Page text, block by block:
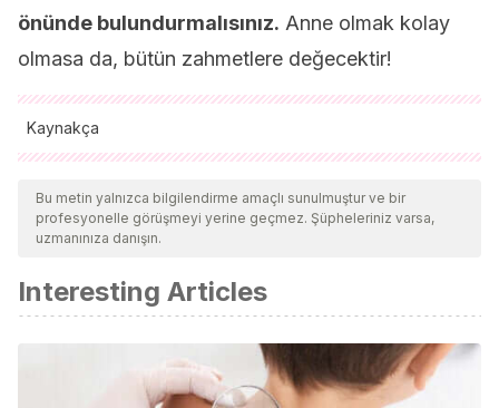
önünde bulundurmalısınız. Anne olmak kolay
olmasa da, bütün zahmetlere değecektir!
Kaynakça
Tüm alıntı yapılan kaynaklar, kalitelerini, güvenilirliklerini,
güncelliklerini ve geçerliliklerini sağlamak için ekibimiz
tarafından derinlemesine incelendi. Bu makalenin bibliyografisi
kabul edildi.
Evans, M., Vicuña, M., & Marín, R.(2003). Depresión
postparto realidad en el sistema público de atención de
Revista chilena de obstetricia y ginecología,68
Bu metin yalnızca bilgilendirme amaçlı sunulmuştur ve bir
profesyonelle görüşmeyi yerine geçmez. Şüpheleriniz varsa,
uzmanınıza danışın.
Interesting Articles